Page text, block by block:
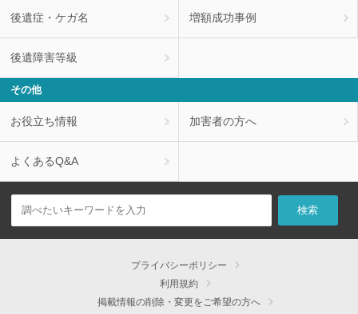
後遺症・ケガ名 増額成功事例
後遺障害等級
その他
お役立ち情報 加害者の方へ
よくあるQ&A
プライバシーポリシー
利用規約
掲載情報の削除・変更をご希望の方へ